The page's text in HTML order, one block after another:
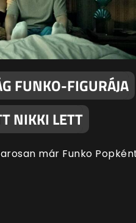
FUNKO-FIGURÁJA
NIKKI LETT
már Funko